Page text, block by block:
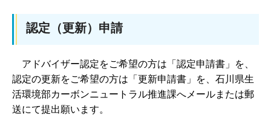
認定（更新）申請
アドバイザー認定をご希望の方は「認定申請書」を、
認定の更新をご希望の方は「更新申請書」を、石川県生
活環境部カーボンニュートラル推進課へメールまたは郵
送にて提出願います。